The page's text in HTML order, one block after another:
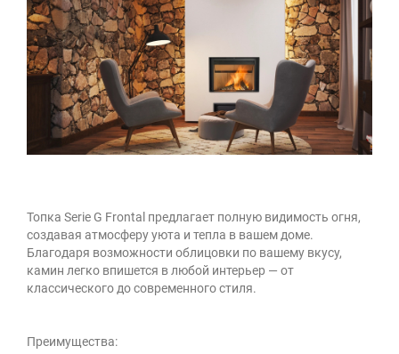
Топка Serie G Frontal предлагает полную видимость огня,
создавая атмосферу уюта и тепла в вашем доме.
Благодаря возможности облицовки по вашему вкусу,
камин легко впишется в любой интерьер — от
классического до современного стиля.
Преимущества: